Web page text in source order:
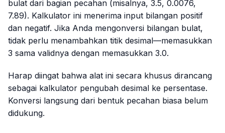
bulat dari bagian pecahan (misalnya, 3.5, 0.0076,
7.89). Kalkulator ini menerima input bilangan positif
dan negatif. Jika Anda mengonversi bilangan bulat,
tidak perlu menambahkan titik desimal—memasukkan
3 sama validnya dengan memasukkan 3.0.
Harap diingat bahwa alat ini secara khusus dirancang
sebagai kalkulator pengubah desimal ke persentase.
Konversi langsung dari bentuk pecahan biasa belum
didukung.